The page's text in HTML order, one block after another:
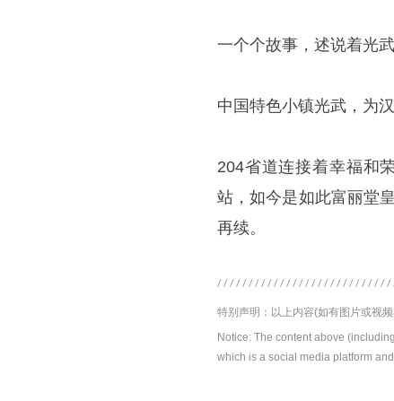
一个个故事，述说着光
中国特色小镇光武，为
204省道连接着幸福和
站，如今是如此富丽堂
再续。
特别声明：以上内容(如有图片或视
Notice: The content above
which is a social media platform